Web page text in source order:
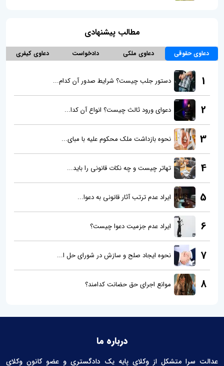
مطالب پیشنهادی
دعاوی حقوقی دعاوی ملکی دادخواست دعاوی کیفری
1 دستور جلب چیست؟ شرایط صدور آن کدام...
2 دعوای ورود ثالث‌ چیست؟ انواع آن کدا...
3 نحوه بازداشت ملک محکوم علیه با مبای...
4 تهاتر چیست و چه نکات قانونی را باید...
5 ایراد عدم ترتب آثار قانونی به دعوا...
6 ایراد عدم جزمیت دعوا چیست؟
7 نحوه ایجاد صلح و سازش در شورای حل ا...
8 موانع اجرای حق حضانت کدامند؟
درباره ما
عدالت سرا متشکل از وکلای پایه یک دادگستری و عضو کانون وکلای